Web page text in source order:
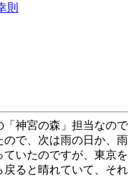
則
「神宮の森」担当なので
で、次は雨の日か、雨
いたのですが、東京を
ると晴れていて、それ